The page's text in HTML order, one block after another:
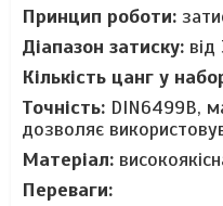
Принцип роботи:
Діапазон затиску:
Кількість цанг у
Точність: DIN6499B,
дозволяє
Матеріал:
Переваги: